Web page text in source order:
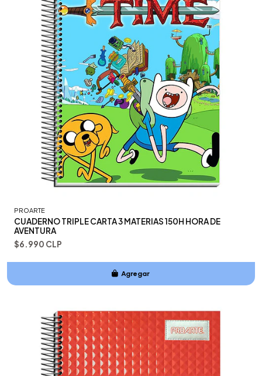
PROARTE
CUADERNO TRIPLE CARTA 3 MATERIAS 150H HORA DE
AVENTURA
$6.990 CLP
Agregar